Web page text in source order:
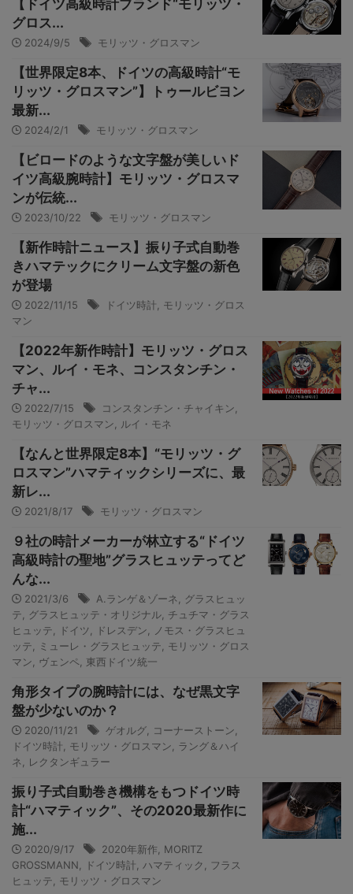
【ドイツ高級時計ブランド“モリッツ・
グロス...
2024/9/5 モリッツ・グロスマン
【世界限定8本、ドイツの高級時計“モ
リッツ・グロスマン”】トゥールビヨン
最新...
2024/2/1 モリッツ・グロスマン
【ビロードのような文字盤が美しいド
イツ高級腕時計】モリッツ・グロスマ
ンが伝統...
2023/10/22 モリッツ・グロスマン
【新作時計ニュース】振り子式自動巻
きハマテックにクリーム文字盤の新色
が登場
2022/11/15 ドイツ時計
モリッツ・グロス
マン
【2022年新作時計】モリッツ・グロス
マン、ルイ・モネ、コンスタンチン・
チャ...
2022/7/15 コンスタンチン・チャイキン
モリッツ・グロスマン
ルイ・モネ
【なんと世界限定8本】“モリッツ・グ
ロスマン”ハマティックシリーズに、最
新レ...
2021/8/17 モリッツ・グロスマン
９社の時計メーカーが林立する“ドイツ
高級時計の聖地”グラスヒュッテってど
んな...
2021/3/6 A.ランゲ＆ゾーネ
グラスヒュッ
テ
グラスヒュッテ・オリジナル チュチマ・グラス
ヒュッテ
ドイツ ドレスデン
ノモス・グラスヒュ
ッテ
ミューレ・グラスヒュッテ
モリッツ・グロス
マン
ヴェンペ 東西ドイツ統一
角形タイプの腕時計には、なぜ黒文字
盤が少ないのか？
2020/11/21 ゲオルグ コーナーストーン
ドイツ時計
モリッツ・グロスマン
ラング＆ハイ
ネ
レクタンギュラー
振り子式自動巻き機構をもつドイツ時
計“ハマティック”、その2020最新作に
施...
2020/9/17 2020年新作 MORITZ
GROSSMANN
ドイツ時計 ハマティック
フラス
ヒュッテ
モリッツ・グロスマン